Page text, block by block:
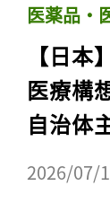
医薬品・
【日
医療構
自治体
2026/07/